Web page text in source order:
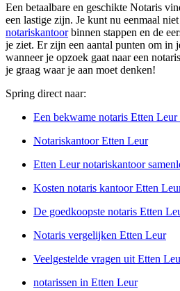
Een betaalbare en geschikte Notaris
een lastige zijn. Je kunt nu eenmaal
notariskantoorbinnen stappen en de
je ziet. Er zijn een aantal punten om in
wanneer je opzoek gaat naar een
je graag waar je aan moet denken!
Spring direct naar:
Een bekwame notaris Etten Leur
Notariskantoor Etten Leur
Etten Leur notariskantoor
Kosten notaris kantoor Etten
De goedkoopste notaris Etten
Notaris vergelijken Etten Leur
Veelgestelde vragen uit Etten
notarissen in Etten Leur